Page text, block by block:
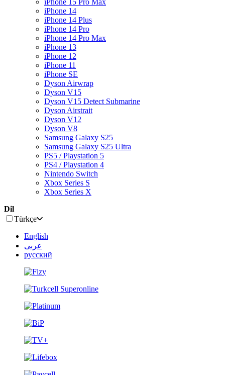
iPhone 15 Pro Max
iPhone 14
iPhone 14 Plus
iPhone 14 Pro
iPhone 14 Pro Max
iPhone 13
iPhone 12
iPhone 11
iPhone SE
Dyson Airwrap
Dyson V15
Dyson V15 Detect Submarine
Dyson Airstrait
Dyson V12
Dyson V8
Samsung Galaxy S25
Samsung Galaxy S25 Ultra
PS5 / Playstation 5
PS4 / Playstation 4
Nintendo Switch
Xbox Series S
Xbox Series X
Dil
Türkçe
English
عربى
русский